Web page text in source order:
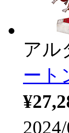
アル
ート